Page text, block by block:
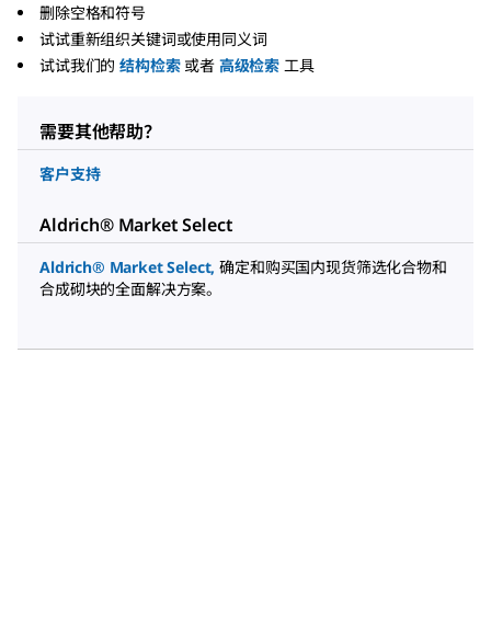
删除空格和符号
试试重新组织关键词或使用同义词
试试我们的 结构检索 或者 高级检索 工具
需要其他帮助？
客户支持
Aldrich® Market Select
Aldrich® Market Select, 确定和购买国内现货筛选化合物和
合成砌块的全面解决方案。